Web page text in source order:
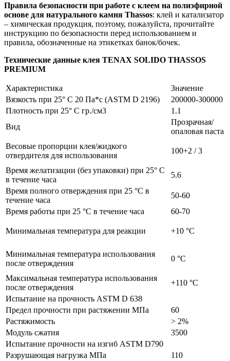
Правила безопасности при работе с клеем на полиэфирной
основе для натурального камня Thassos: клей и катализатор
– химическая продукция, поэтому, пожалуйста, прочитайте
инструкцию по безопасности перед использованием и
правила, обозначенные на этикетках банок/бочек.
Технические данные клея TENAX SOLIDO THASSOS
PREMIUM
Характеристика
Значение
Вязкость при 25° C 20 Па*с (ASTM D 2196)
200000-300000
Плотность при 25° C гр./см3
1.1
Вид
Прозрачная/
опаловая паста
Весовые пропорции клея/жидкого
отвердителя для использования
100+2 / 3
Время желатизации (без упаковки) при 25° C
в течение часа
5.6
Время полного отверждения при 25 °C в
течение часа
50-60
Время работы при 25 °C в течение часа
60-70
Минимальная температура для реакции +10 °C
Минимальная температура использования
после отверждения
0 °C
Максимальная температура использования
после отверждения
+110 °C
Испытание на прочность ASTM D 638
Предел прочности при растяжении МПа
60
Растяжимость
> 2%
Модуль сжатия
3500
Испытание прочности на изгиб ASTM D790
Разрушающая нагрузка МПа
110